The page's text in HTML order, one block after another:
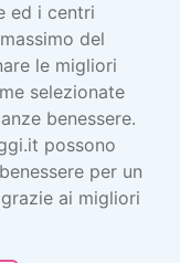
ed i centri
del
le migliori
selezionate
benessere.
possono
per un
ai migliori